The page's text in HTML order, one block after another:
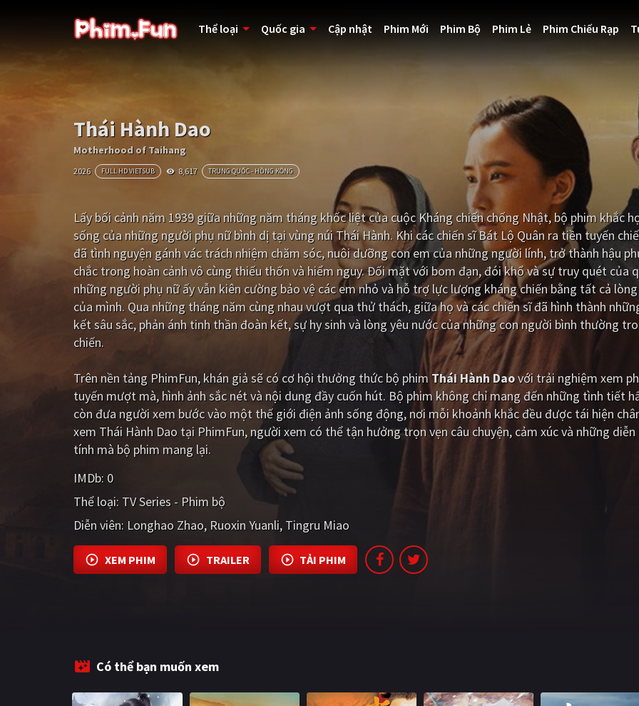
Thể loại Quốc gia Cập nhật Phim Mới Phim Bộ Phim Lẻ Phim Chiếu Rạp
Thái Hành Dao
Motherhood of Taihang
2026 FULL HD VIETSUB 8,617 TRUNG QUỐC - HỒNG KÔNG
Lấy bối cảnh năm 1939 giữa những năm tháng khốc liệt của cuộc Kháng chiến chống Nhật, bộ phim khắc
sống của những người phụ nữ bình dị tại vùng núi Thái Hành. Khi các chiến sĩ Bát Lộ Quân ra tiền tuyến
đã tình nguyện gánh vác trách nhiệm chăm sóc, nuôi dưỡng con em của những người lính, trở thành hậu
chắc trong hoàn cảnh vô cùng thiếu thốn và hiểm nguy. Đối mặt với bom đạn, đói khổ và sự truy quét của
những người phụ nữ ấy vẫn kiên cường bảo vệ các em nhỏ và hỗ trợ lực lượng kháng chiến bằng tất cả
của mình. Qua những tháng năm cùng nhau vượt qua thử thách, giữa họ và các chiến sĩ đã hình thành
kết sâu sắc, phản ánh tinh thần đoàn kết, sự hy sinh và lòng yêu nước của những con người bình thường
chiến.
Trên nền tảng PhimFun, khán giả sẽ có cơ hội thưởng thức bộ phim Thái Hành Daovới trải nghiệm xem
tuyến mượt mà, hình ảnh sắc nét và nội dung đầy cuốn hút. Bộ phim không chỉ mang đến những tình tiết
còn đưa người xem bước vào một thế giới điện ảnh sống động, nơi mỗi khoảnh khắc đều được tái hiện
xem Thái Hành Dao tại PhimFun, người xem có thể tận hưởng trọn vẹn câu chuyện, cảm xúc và những diễn
tính mà bộ phim mang lại.
IMDb: 0
Thể loại: TV Series - Phim bộ
Diễn viên: Longhao Zhao Ruoxin Yuanli Tingru Miao
XEM PHIM TRAILER TẢI PHIM
Có thể bạn muốn xem